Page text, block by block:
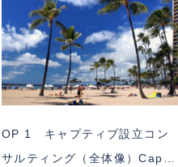
OP 1 キャプティブ設立コン
サルティング（全体像）Cap…